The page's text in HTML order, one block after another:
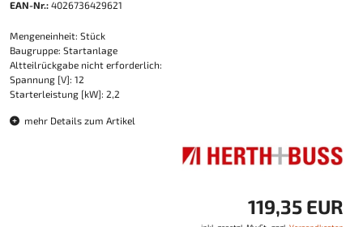
EAN-Nr.: 4026736429621
Mengeneinheit: Stück
Baugruppe: Startanlage
Altteilrückgabe nicht erforderlich:
Spannung [V]: 12
Starterleistung [kW]: 2,2
mehr Details zum Artikel
119,35 EUR